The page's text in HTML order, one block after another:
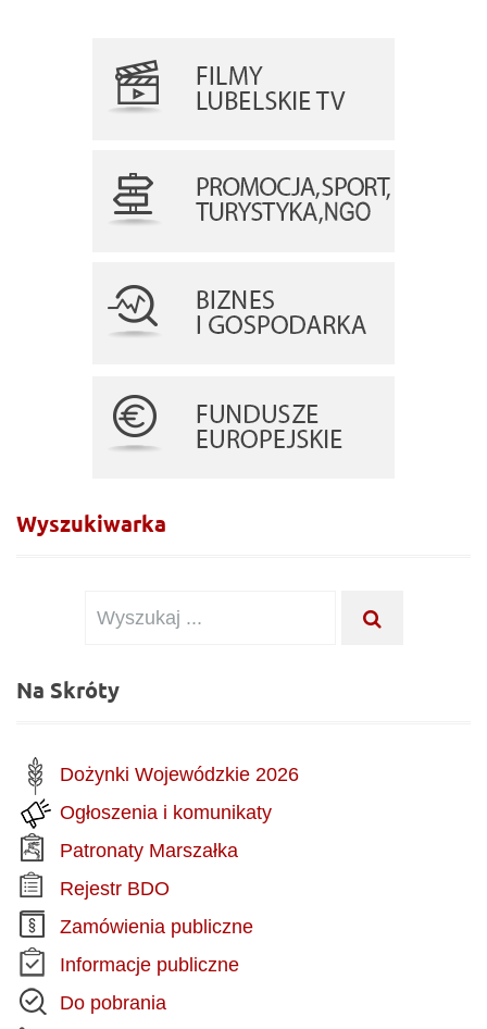
Wyszukiwarka
Wyszukiwanie dla:
Na Skróty
Dożynki Wojewódzkie 2026
Ogłoszenia i komunikaty
Patronaty Marszałka
Rejestr BDO
Zamówienia publiczne
Informacje publiczne
Do pobrania